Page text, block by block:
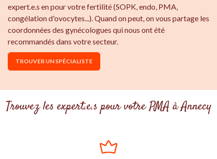
expert.e.s en pour votre fertilité (SOPK, endo, PMA,
congélation d'ovocytes...). Quand on peut, on vous partage les
coordonnées des gynécologues qui nous ont été
recommandés dans votre secteur.
TROUVER UN SPÉCIALISTE
Trouvez les expert.e.s pour votre PMA à Annecy